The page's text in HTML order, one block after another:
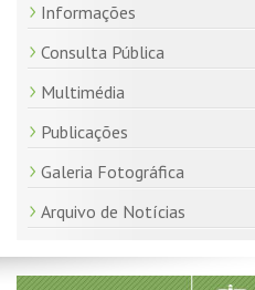
Informações
Consulta Pública
Multimédia
Publicações
Galeria Fotográfica
Arquivo de Notícias